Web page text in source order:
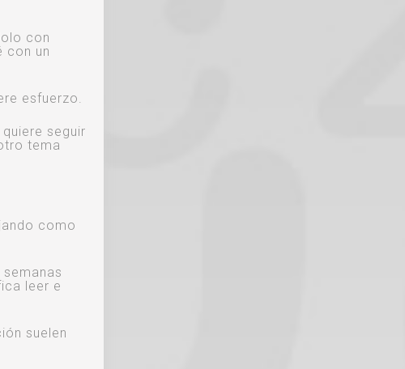
con
con un
esfuerzo.
seguir
tema
como
leer e
suelen